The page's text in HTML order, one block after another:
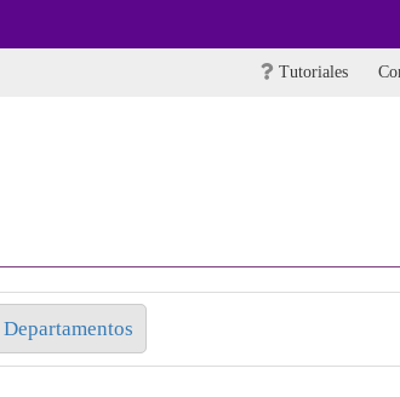
Tutoriales
Departamentos